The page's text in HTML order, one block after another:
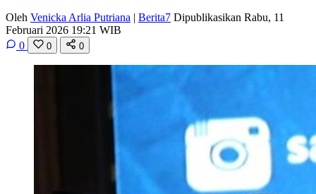
Oleh Venicka Arlia Putriana | Berita7 Dipublikasikan Rabu, 11
Februari 2026 19:21 WIB
0
0 0